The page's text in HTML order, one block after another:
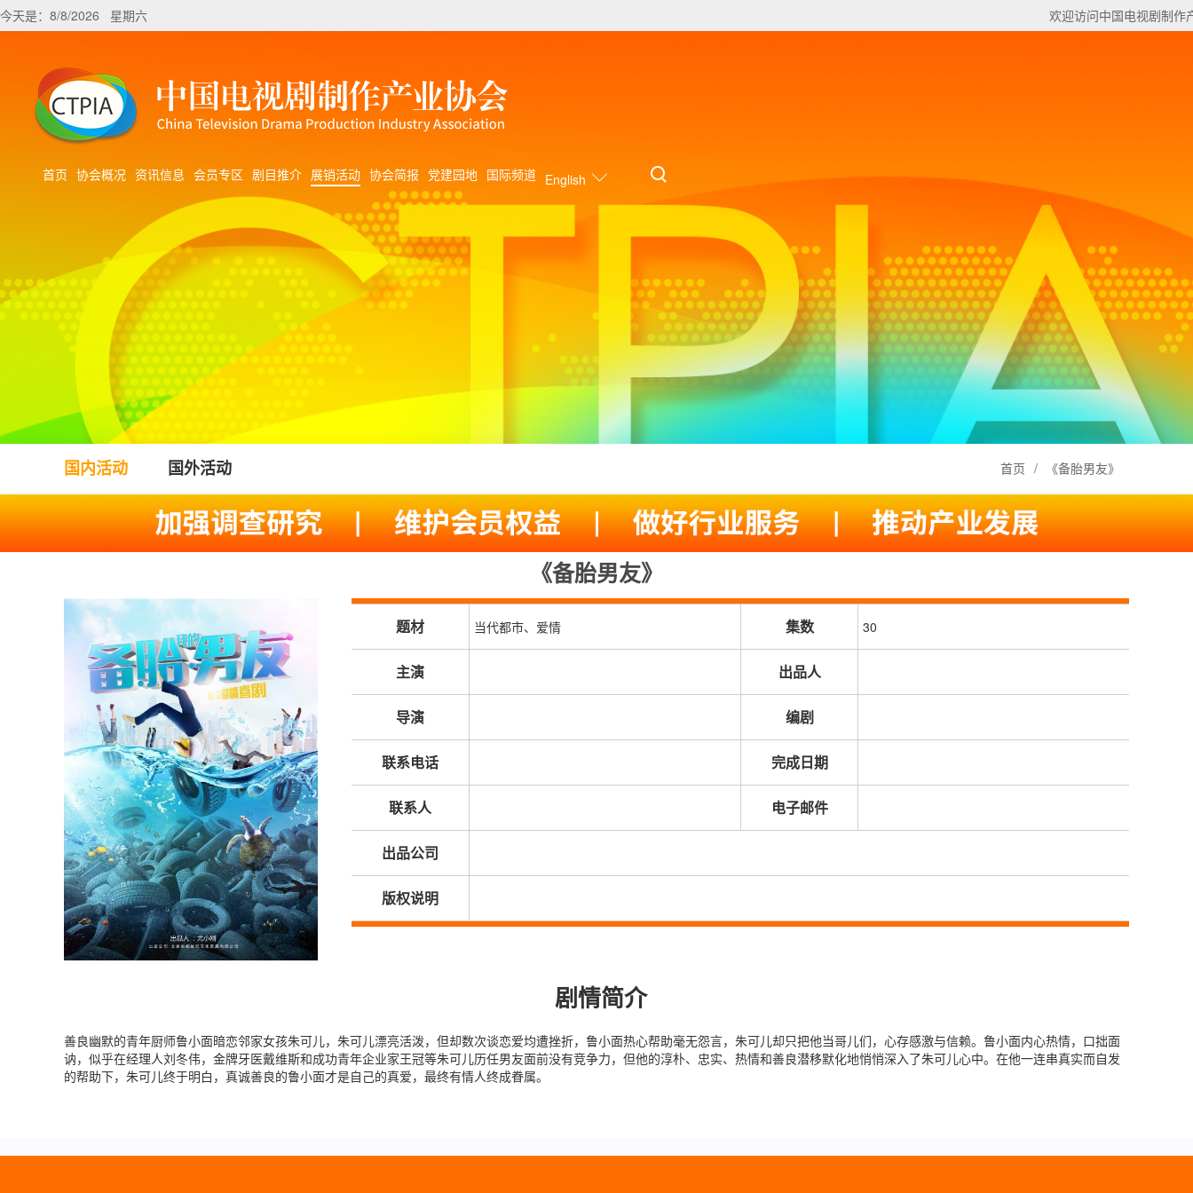
今天是：8/8/2026 星期六 欢迎访问中国电视剧制作
首页 协会概况 资讯信息 会员专区 剧目推介 展销活动 协会简报 党建园地 国际频道 English
首页 / 《备胎男友》
国内活动 国外活动
《备胎男友》
题材 当代都市、爱情 集数 30
主演 出品人
导演 编剧
联系电话 完成日期
联系人 电子邮件
出品公司
版权说明
剧情简介
善良幽默的青年厨师鲁小面暗恋邻家女孩朱可儿，朱可儿漂亮活泼，但却数次谈恋爱均遭挫折，鲁小面热心帮助毫无怨言，朱可儿却只把他当哥儿们，心存感激与信赖。鲁小面内心热情，口拙面
讷，似乎在经理人刘冬伟，金牌牙医戴维斯和成功青年企业家王冠等朱可儿历任男友面前没有竞争力，但他的淳朴、忠实、热情和善良潜移默化地悄悄深入了朱可儿心中。在他一连串真实而自发
的帮助下，朱可儿终于明白，真诚善良的鲁小面才是自己的真爱，最终有情人终成眷属。